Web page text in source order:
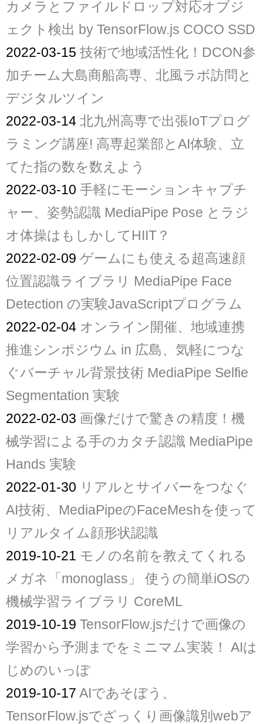
カメラとファイルドロップ対応オブジ
ェクト検出 by TensorFlow.js COCO SSD
2022-03-15 技術で地域活性化！DCON参
加チーム大島商船高専、北風ラボ訪問と
デジタルツイン
2022-03-14 北九州高専で出張IoTプログ
ラミング講座! 高専起業部とAI体験、立
てた指の数を数えよう
2022-03-10 手軽にモーションキャプチ
ャー、姿勢認識 MediaPipe Pose とラジ
オ体操はもしかしてHIIT？
2022-02-09 ゲームにも使える超高速顔
位置認識ライブラリ MediaPipe Face
Detection の実験JavaScriptプログラム
2022-02-04 オンライン開催、地域連携
推進シンポジウム in 広島、気軽につな
ぐバーチャル背景技術 MediaPipe Selfie
Segmentation 実験
2022-02-03 画像だけで驚きの精度！機
械学習による手のカタチ認識 MediaPipe
Hands 実験
2022-01-30 リアルとサイバーをつなぐ
AI技術、MediaPipeのFaceMeshを使って
リアルタイム顔形状認識
2019-10-21 モノの名前を教えてくれる
メガネ「monoglass」 使うの簡単iOSの
機械学習ライブラリ CoreML
2019-10-19 TensorFlow.jsだけで画像の
学習から予測までをミニマム実装！ AIは
じめのいっぽ
2019-10-17 AIであそぼう、
TensorFlow.jsでざっくり画像識別webア